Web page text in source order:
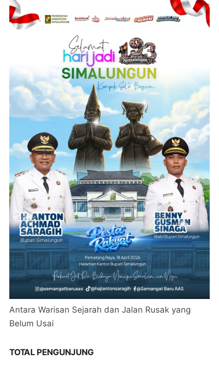
Antara Warisan Sejarah dan Jalan Rusak yang
Belum Usai
TOTAL PENGUNJUNG